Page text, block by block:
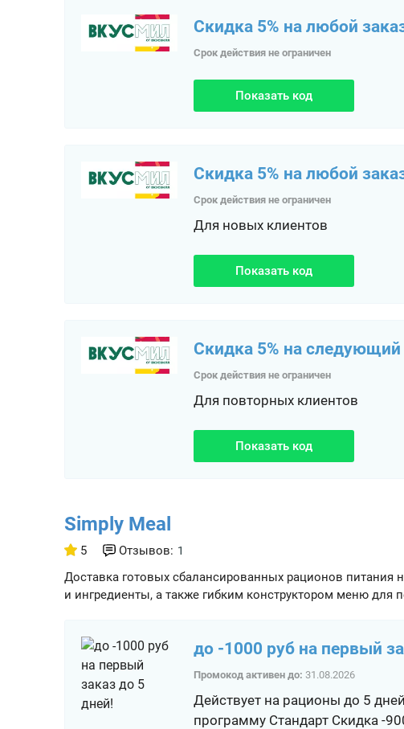
Скидка 5% на любой
Срок действия не ограничен
Показать код
Скидка 5% на любой
Срок действия не ограничен
Для новых клиентов
Показать код
Скидка 5% на
Срок действия не ограничен
Для повторных клиентов
Показать код
Simply Meal
5 Отзывов: 1
Доставка готовых сбалансированных рационов
и ингредиенты, а также гибким конструктором меню для
до -1000 руб на первый
Промокод активен до: 31.08.2026
Действует на рационы до 5
программу Стандарт Скидка -